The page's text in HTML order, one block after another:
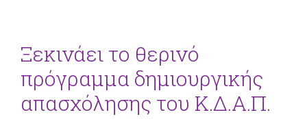
Ξεκινάει το θερινό
πρόγραμμα δημιουργικής
απασχόλησης του Κ.Δ.Α.Π.